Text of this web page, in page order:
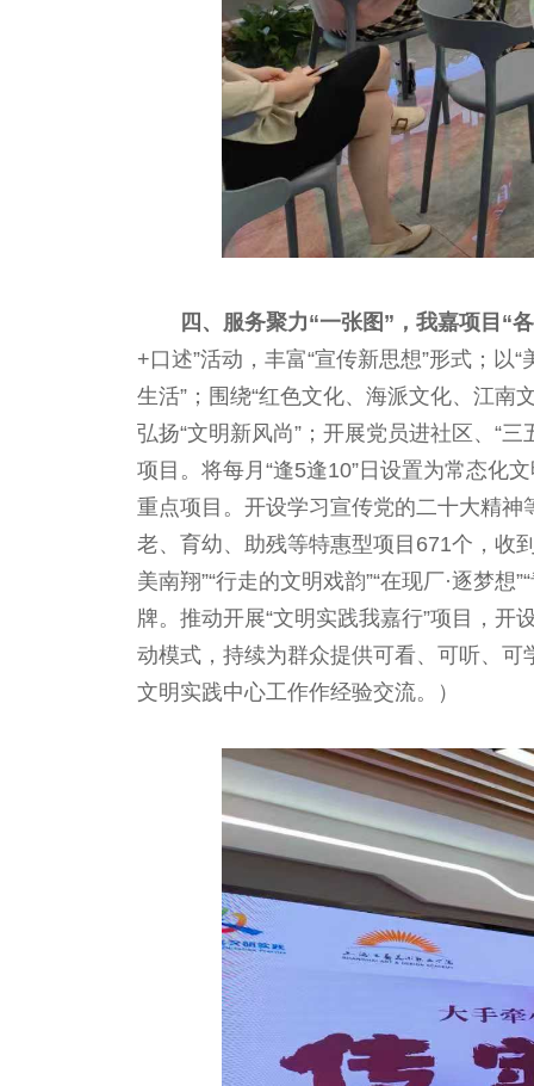
四、服务聚力“一张图”，我嘉项目“
+口述”活动，丰富“宣传新思想”形式；以
生活”；围绕“红色文化、海派文化、江南
弘扬“文明新风尚”；开展党员进社区、“
项目。将每月“逢5逢10”日设置为常态化
重点项目。开设学习宣传党的二十大精
老、育幼、助残等特惠型项目671个，收
美南翔”“行走的文明戏韵”“在现厂·逐梦想
牌。推动开展“文明实践我嘉行”项目，开
动模式，持续为群众提供可看、可听、
文明实践中心工作作经验交流。）